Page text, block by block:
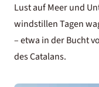
Lust auf Meer und
windstillen Tagen
– etwa in der Bucht
des Catalans.